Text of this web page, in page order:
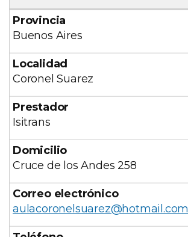
Buenos Aires
Coronel Suarez
Isitrans
Cruce de los Andes 258
aulacoronelsuarez@hotmail.com